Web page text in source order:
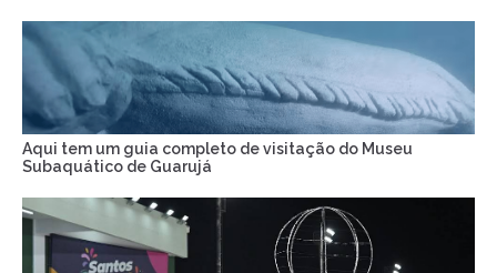
Aqui tem um guia completo de visitação do Museu
Subaquático de Guarujá